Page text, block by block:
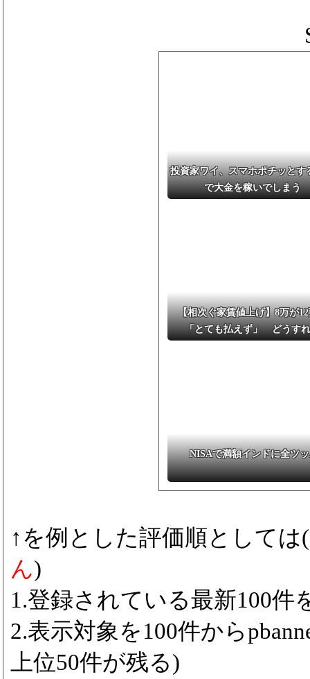
投資家ワイ、スマホポチッとす
で大金を稼いでしまう
【相次ぐ家賃値上げ】8万が
「とても払えず」 どうす
NISAで満額インドに全ツ
↑を例とした評価順としては(
ん)
1.登録されている最新100件
2.表示対象を100件から
上位50件が残る)